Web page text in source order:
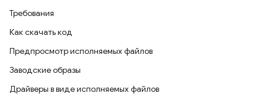
Требования
Как скачать код
Предпросмотр исполняемых файлов
Заводские образы
Драйверы в виде исполняемых файлов